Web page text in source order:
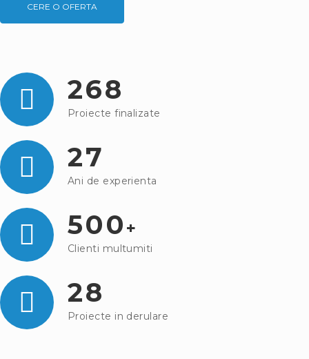
CERE O OFERTA
268
Proiecte finalizate
27
Ani de experienta
500 +
Clienti multumiti
28
Proiecte in derulare